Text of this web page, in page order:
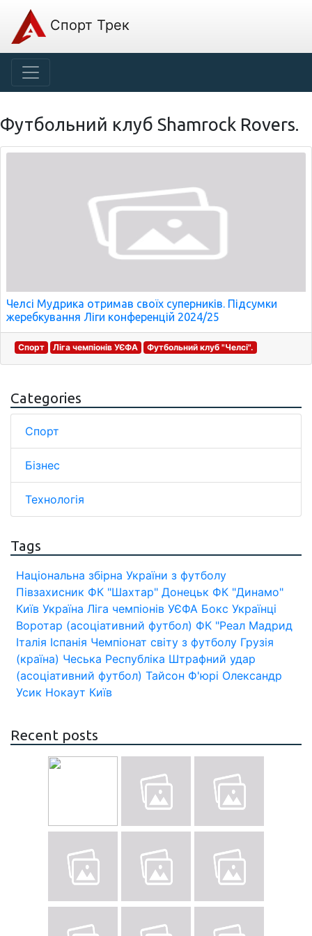
Спорт Трек
Футбольний клуб Shamrock Rovers.
Челсі Мудрика отримав своїх суперників. Підсумки
жеребкування Ліги конференцій 2024/25
Спорт Ліга чемпіонів УЄФА Футбольний клуб "Челсі".
Categories
Спорт
Бізнес
Технологія
Tags
Національна збірна України з футболу
Півзахисник ФК "Шахтар" Донецьк ФК "Динамо"
Київ Україна Ліга чемпіонів УЄФА Бокс Українці
Воротар (асоціативний футбол) ФК "Реал Мадрид
Італія Іспанія Чемпіонат світу з футболу Грузія
(країна) Чеська Республіка Штрафний удар
(асоціативний футбол) Тайсон Ф'юрі Олександр
Усик Нокаут Київ
Recent posts